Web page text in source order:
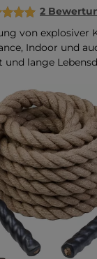
2
von explosiver
Indoor und
lange